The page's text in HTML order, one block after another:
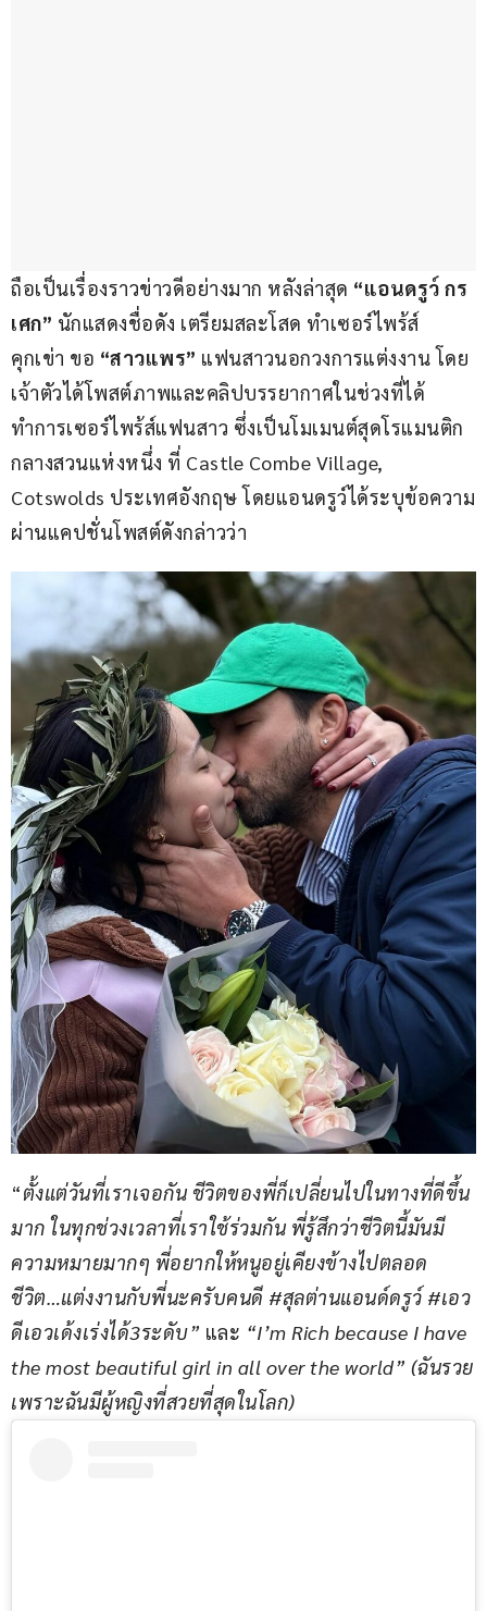
ถือเป็นเรื่องราวข่าวดีอย่างมาก หลังล่าสุด “แอนดรูว์ กร
เศก” นักแสดงชื่อดัง เตรียมสละโสด ทำเซอร์ไพร้ส์
คุกเข่า ขอ “สาวแพร” แฟนสาวนอกวงการแต่งงาน โดย
เจ้าตัวได้โพสต์ภาพและคลิปบรรยากาศในช่วงที่ได้
ทำการเซอร์ไพร้ส์แฟนสาว ซึ่งเป็นโมเมนต์สุดโรแมนติก
กลางสวนแห่งหนึ่ง ที่ Castle Combe Village,
Cotswolds ประเทศอังกฤษ โดยแอนดรูว์ได้ระบุข้อความ
ผ่านแคปชั่นโพสต์ดังกล่าวว่า
“ตั้งแต่วันที่เราเจอกัน ชีวิตของพี่ก็เปลี่ยนไปในทางที่ดีขึ้น
มาก ในทุกช่วงเวลาที่เราใช้ร่วมกัน พี่รู้สึกว่าชีวิตนี้มันมี
ความหมายมากๆ พี่อยากให้หนูอยู่เคียงข้างไปตลอด
ชีวิต…แต่งงานกับพี่นะครับคนดี #สุลต่านแอนด์ดรูว์ #เอว
ดีเอวเด้งเร่งได้3ระดับ” และ “I’m Rich because I have
the most beautiful girl in all over the world” (ฉันรวย
เพราะฉันมีผู้หญิงที่สวยที่สุดในโลก)